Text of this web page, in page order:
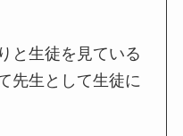
と生徒を見ている
先生として生徒に